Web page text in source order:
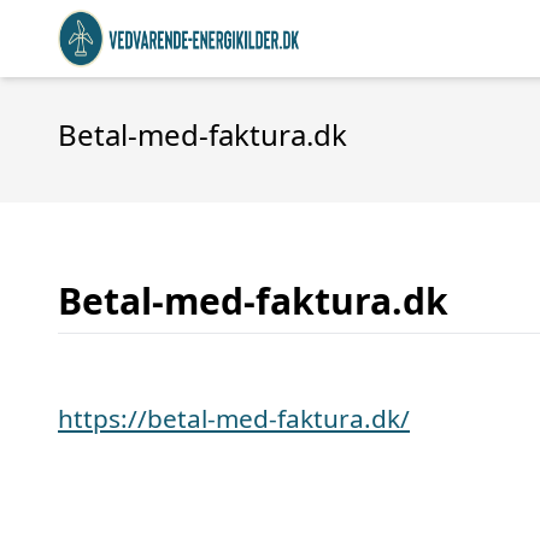
Betal-med-faktura.dk
Betal-med-faktura.dk
https://betal-med-faktura.dk/